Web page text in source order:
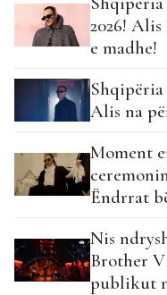
2026!
e madhe!
Alis na
Moment
Ëndrrat
Nis
Brother
publikut